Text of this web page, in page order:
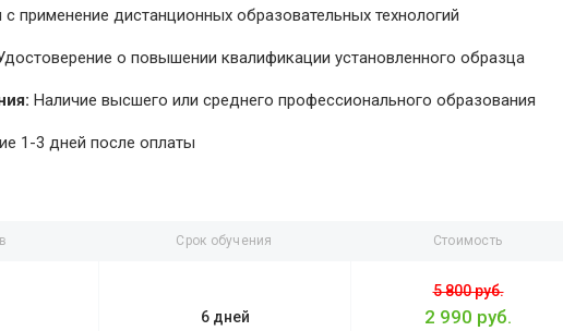
с применение дистанционных образовательных технологий
о повышении квалификации установленного образца
Наличие высшего или среднего профессионального образования
1-3 дней после оплаты
Срок обучения Стоимость
6 дней
5 800 руб.
2 990 руб.